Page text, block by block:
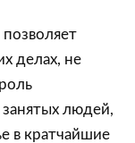
делах, не
людей,
в кратчайшие